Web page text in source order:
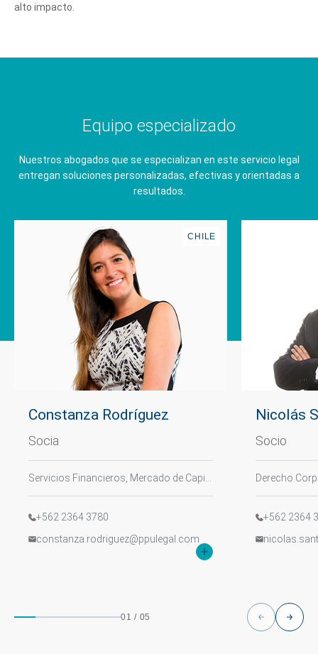
Cuéntanos, ¿Cómo
te podemos ayudar?
alto impacto.
Equipo especializado
Nuestros abogados que se especializan en este servicio legal
entregan soluciones personalizadas, efectivas y orientadas a
resultados.
CHILE
Constanza Rodríguez
Socia
+562 2364 3780
constanza.rodriguez@ppulegal.com
Nicolás
Socio
+562 2364
01 / 05